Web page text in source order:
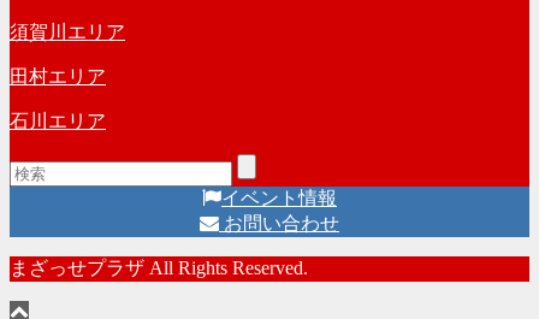
須賀川エリア
田村エリア
石川エリア
イベント情報
お問い合わせ
まざっせプラザ All Rights Reserved.